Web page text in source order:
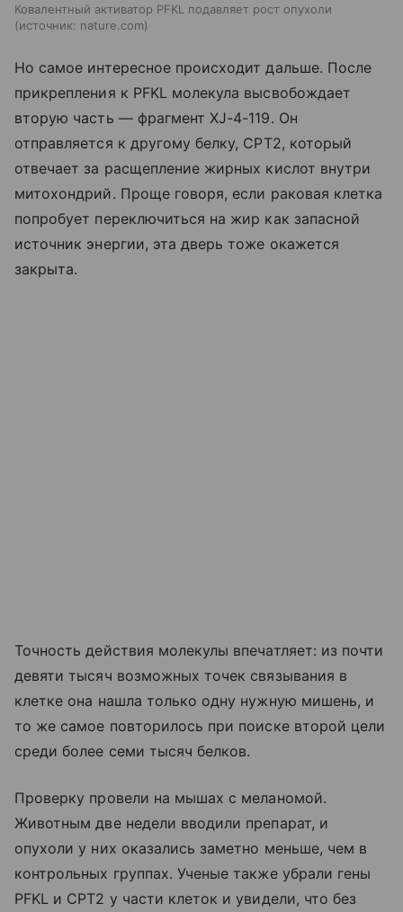
Ковалентный активатор PFKL подавляет рост опухоли
источник: nature.com
Но самое интересное происходит дальше. После
прикрепления к PFKL молекула высвобождает
вторую часть — фрагмент XJ-4-119. Он
отправляется к другому белку, CPT2, который
отвечает за расщепление жирных кислот внутри
митохондрий. Проще говоря, если раковая клетка
попробует переключиться на жир как запасной
источник энергии, эта дверь тоже окажется
закрыта.
Точность действия молекулы впечатляет: из почти
девяти тысяч возможных точек связывания в
клетке она нашла только одну нужную мишень, и
то же самое повторилось при поиске второй цели
среди более семи тысяч белков.
Проверку провели на мышах с меланомой.
Животным две недели вводили препарат, и
опухоли у них оказались заметно меньше, чем в
контрольных группах. Ученые также убрали гены
PFKL и CPT2 у части клеток и увидели, что без